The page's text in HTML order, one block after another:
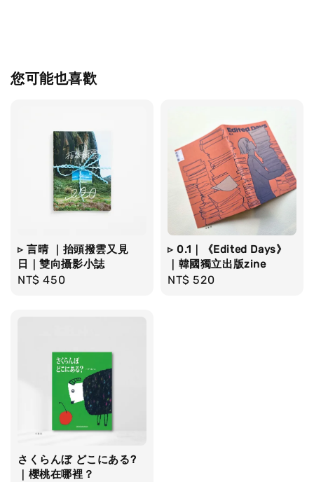
您可能也喜歡
▹ 言晴 ｜抬頭撥雲又見
日｜雙向攝影小誌
Regular
NT$ 450
▹ 0.1｜《Edited Days》
｜韓國獨立出版zine
Regular
NT$ 520
さくらんぼ どこにある?
｜櫻桃在哪裡？